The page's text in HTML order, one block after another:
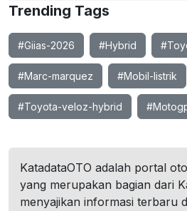
Trending Tags
#Giias-2026 #Hybrid
#Marc-marquez #Mobil-listrik
#Toyota-veloz-hybrid
KatadataOTO adalah portal
yang merupakan bagian dari
menyajikan informasi terbaru